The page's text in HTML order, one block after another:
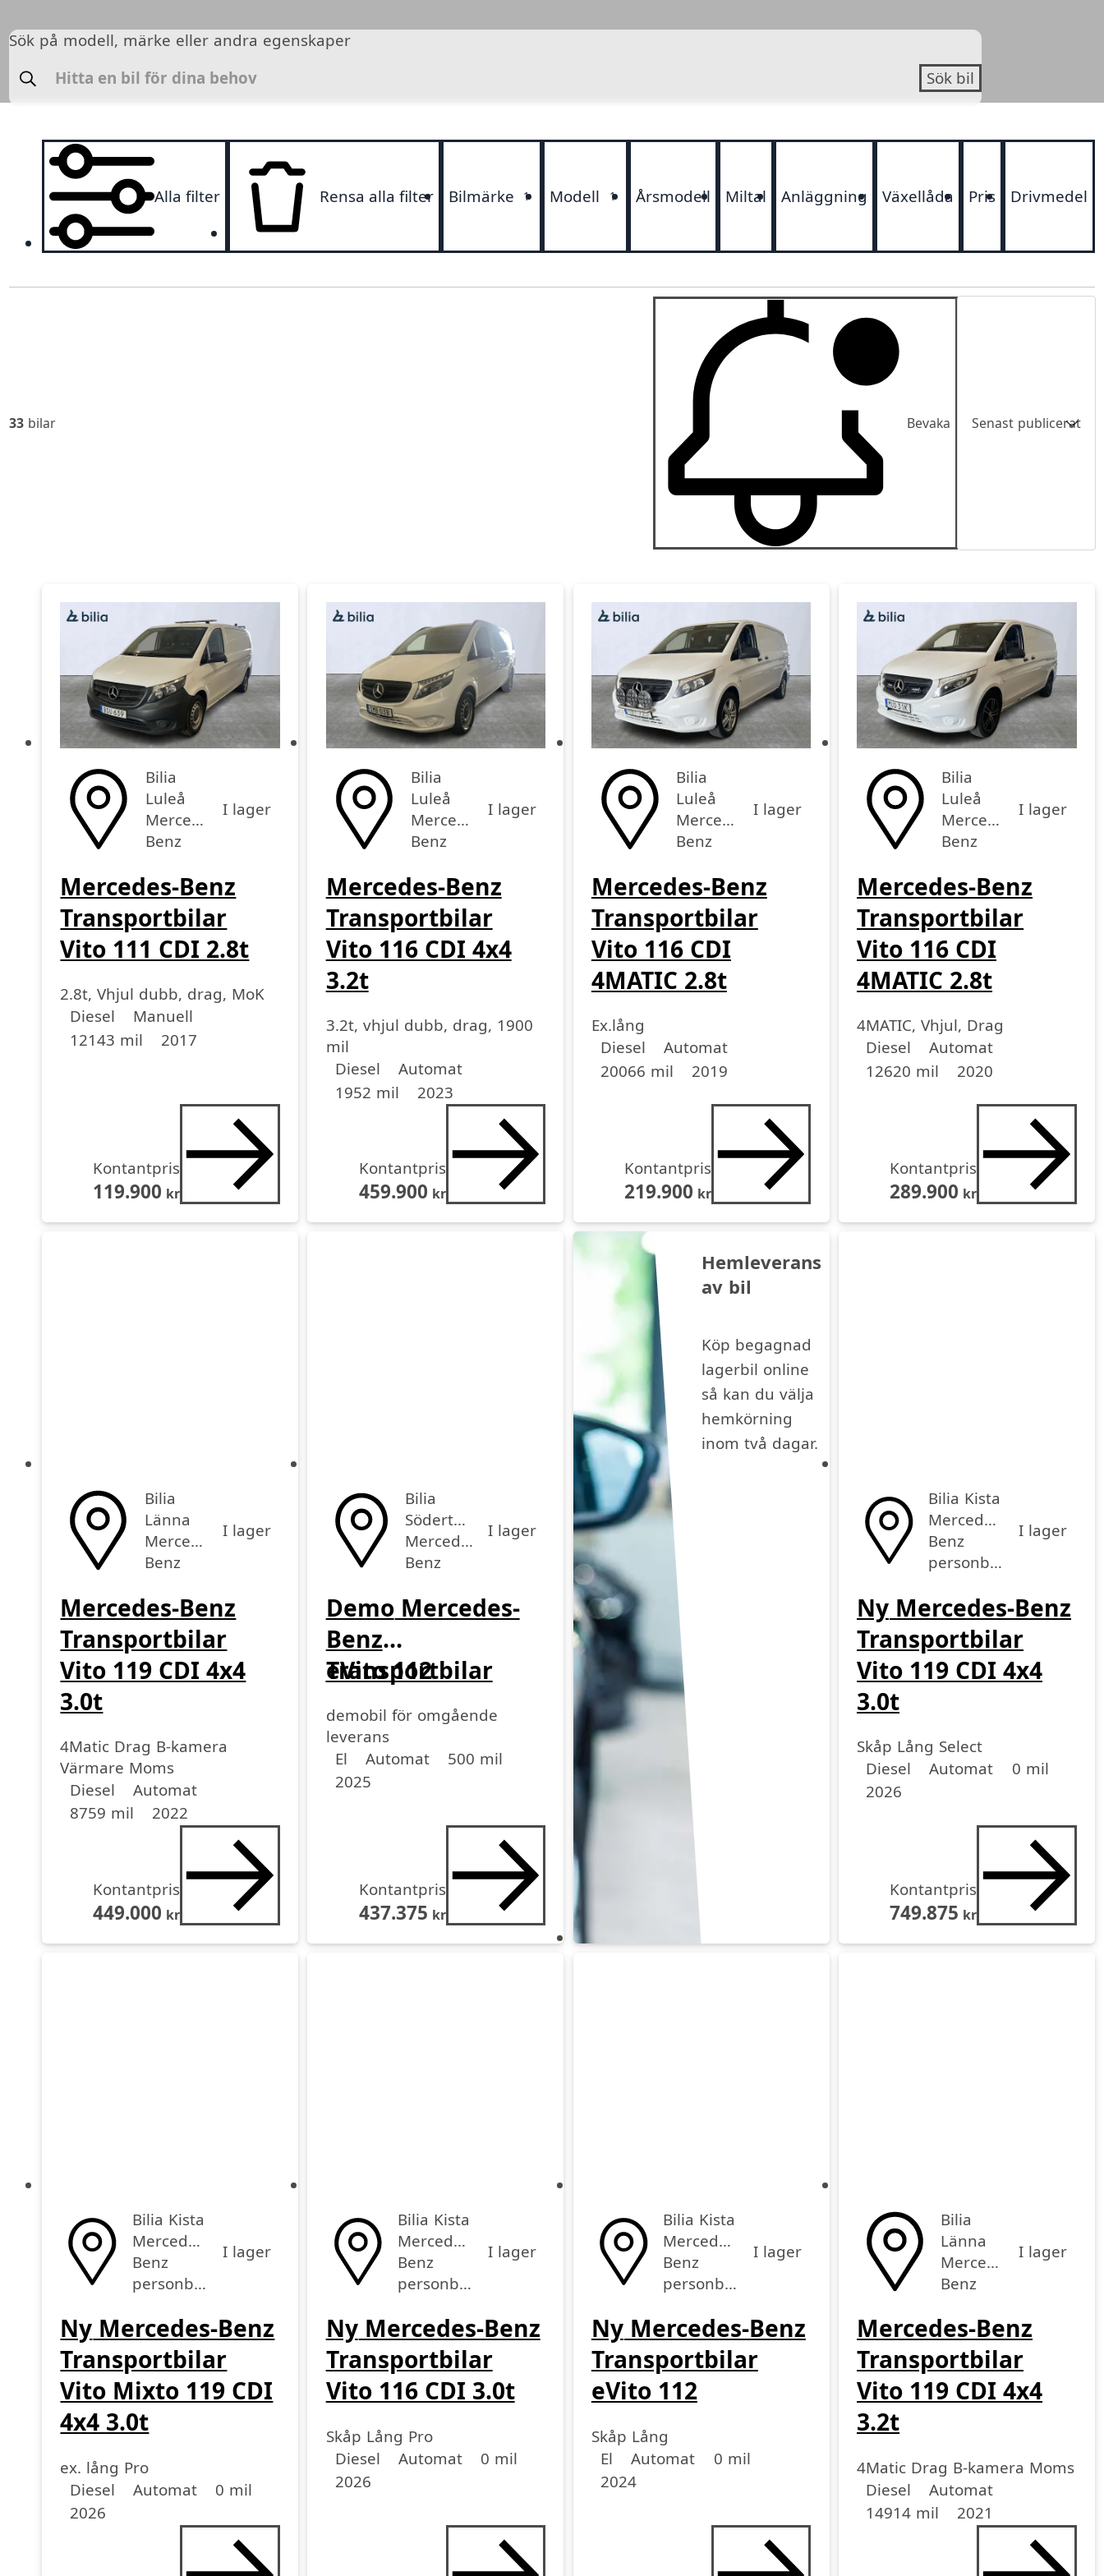
Sök på modell, märke eller andra egenskaper
Sök bil
Alla filter Rensa alla filter Bilmärke 1 Modell 1 Årsmodell Miltal Anläggning Växellåda Pris Drivmedel
33 bilar Bevaka Senast publicerat
Pris
Pris fallande
Bilia
Luleå
Mercedes-
Benz
I lager
Mercedes-Benz
Transportbilar
Vito 111 CDI 2.8t
2.8t, Vhjul dubb, drag, MoK
Drivmedel
Diesel
DrivmedelManuell
Miltal
12143 mil
årsmodell
2017
Kontantpris
119.900 kr
Bilia
Luleå
Mercedes-
Benz
I lager
Mercedes-Benz
Transportbilar
Vito 116 CDI 4x4
3.2t
3.2t, vhjul dubb, drag, 1900
mil
Drivmedel
Diesel
DrivmedelAutomat
Miltal
1952 mil
årsmodell
2023
Kontantpris
459.900 kr
Bilia
Luleå
Mercedes-
Benz
I lager
Mercedes-Benz
Transportbilar
Vito 116 CDI
4MATIC 2.8t
Ex.lång
Drivmedel
Diesel
DrivmedelAutomat
Miltal
20066 mil
årsmodell
2019
Kontantpris
219.900 kr
Bilia
Luleå
Mercedes-
Benz
I lager
Mercedes-Benz
Transportbilar
Vito 116 CDI
4MATIC 2.8t
4MATIC, Vhjul, Drag
Drivmedel
Diesel
DrivmedelAutomat
Miltal
12620 mil
årsmodell
2020
Kontantpris
289.900 kr
Bilia
Länna
Mercedes-
Benz
I lager
Mercedes-Benz
Transportbilar
Vito 119 CDI 4x4
3.0t
4Matic Drag B-kamera
Värmare Moms
Drivmedel
Diesel
DrivmedelAutomat
Miltal
8759 mil
årsmodell
2022
Kontantpris
449.000 kr
Bilia
Södertälje
Mercedes-
Benz
I lager
Demo Mercedes-
Benz
Transportbilar
eVito 112
demobil för omgående
leverans
Drivmedel
El
Drivmedel
Automat
Miltal 500 mil
årsmodell
2025
Kontantpris
437.375 kr
Hemleverans
av bil
Köp begagnad
lagerbil online
så kan du välja
hemkörning
inom två dagar.
Bilia Kista
Mercedes-
Benz
personbilar
I lager
Ny Mercedes-Benz
Transportbilar
Vito 119 CDI 4x4
3.0t
Skåp Lång Select
Drivmedel
Diesel
DrivmedelAutomat
Miltal 0 mil
årsmodell
2026
Kontantpris
749.875 kr
Bilia Kista
Mercedes-
Benz
personbilar
I lager
Ny Mercedes-Benz
Transportbilar
Vito Mixto 119 CDI
4x4 3.0t
ex. lång Pro
Drivmedel
Diesel
DrivmedelAutomat
Miltal 0 mil
årsmodell
2026
Bilia Kista
Mercedes-
Benz
personbilar
I lager
Ny Mercedes-Benz
Transportbilar
Vito 116 CDI 3.0t
Skåp Lång Pro
Drivmedel
Diesel
DrivmedelAutomat
Miltal 0 mil
årsmodell
2026
Bilia Kista
Mercedes-
Benz
personbilar
I lager
Ny Mercedes-Benz
Transportbilar
eVito 112
Skåp Lång
Drivmedel
El
Drivmedel
Automat
Miltal 0 mil
årsmodell
2024
Bilia
Länna
Mercedes-
Benz
I lager
Mercedes-Benz
Transportbilar
Vito 119 CDI 4x4
3.2t
4Matic Drag B-kamera Moms
Drivmedel
Diesel
DrivmedelAutomat
Miltal
14914 mil
årsmodell
2021